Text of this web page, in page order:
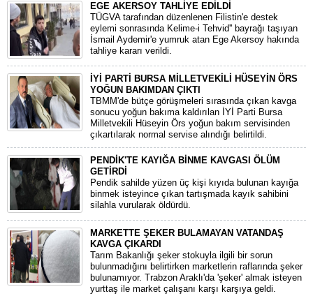
EGE AKERSOY TAHLİYE EDİLDİ
TÜGVA tarafından düzenlenen Filistin'e destek
eylemi sonrasında Kelime-i Tehvid'' bayrağı taşıyan
İsmail Aydemir'e yumruk atan Ege Akersoy hakında
tahliye kararı verildi.
İYİ PARTİ BURSA MİLLETVEKİLİ HÜSEYİN ÖRS
YOĞUN BAKIMDAN ÇIKTI
TBMM'de bütçe görüşmeleri sırasında çıkan kavga
sonucu yoğun bakıma kaldırılan İYİ Parti Bursa
Milletvekili Hüseyin Örs yoğun bakım servisinden
çıkartılarak normal servise alındığı belirtildi.
PENDİK'TE KAYIĞA BİNME KAVGASI ÖLÜM
GETİRDİ
Pendik sahilde yüzen üç kişi kıyıda bulunan kayığa
binmek isteyince çıkan tartışmada kayık sahibini
silahla vurularak öldürdü.
MARKETTE ŞEKER BULAMAYAN VATANDAŞ
KAVGA ÇIKARDI
Tarım Bakanlığı şeker stokuyla ilgili bir sorun
bulunmadığını belirtirken marketlerin raflarında şeker
bulunamıyor. Trabzon Araklı'da 'şeker' almak isteyen
yurttaş ile market çalışanı karşı karşıya geldi.